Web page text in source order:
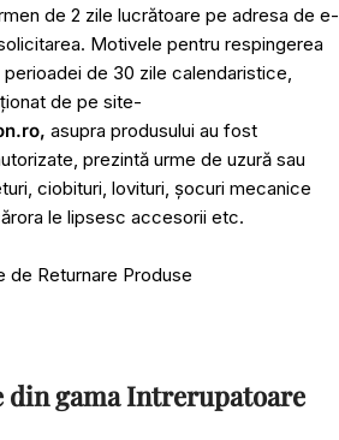
de 2 zile lucrătoare pe adresa de e-
Motivele pentru respingerea
de 30 zile calendaristice,
de pe site-
asupra produsului au fost
prezintă urme de uzură sau
ciobituri, lovituri, șocuri mecanice
le lipsesc accesorii etc.
de Returnare Produse
din gama Intrerupatoare